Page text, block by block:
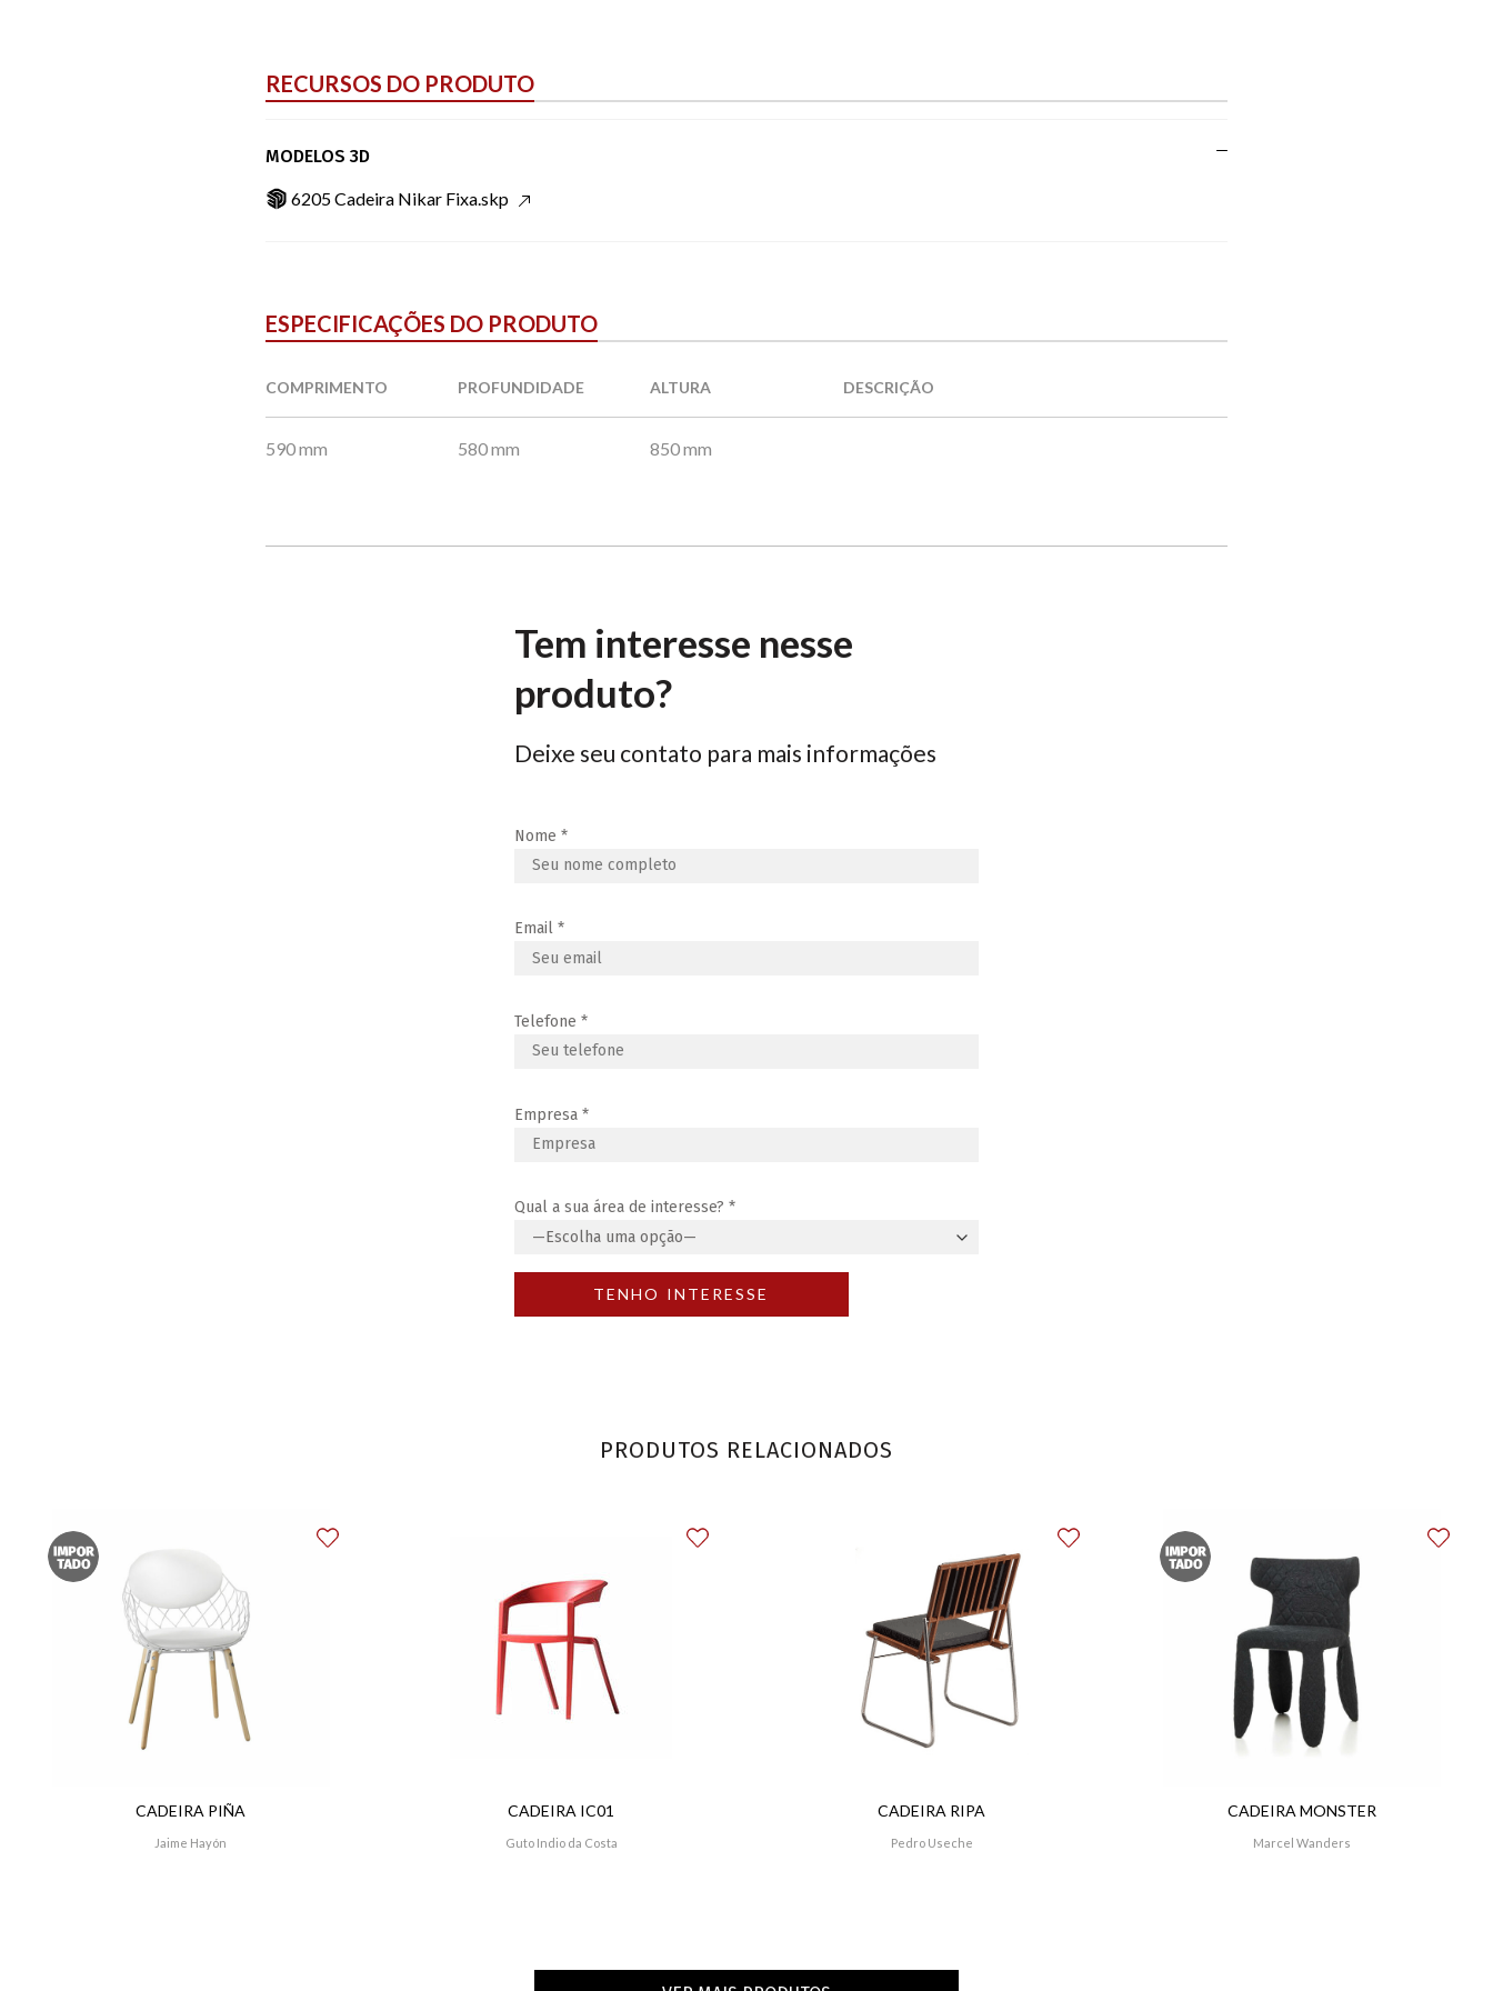
RECURSOS DO PRODUTO
MODELOS 3D
6205 Cadeira Nikar Fixa.skp
ESPECIFICAÇÕES DO PRODUTO
COMPRIMENTO PROFUNDIDADE ALTURA DESCRIÇÃO
590 mm 580 mm 850 mm
Tem interesse nesse
produto?
Deixe seu contato para mais informações
Nome *
Email *
Telefone *
Empresa *
Qual a sua área de interesse? *
PRODUTOS RELACIONADOS
CADEIRA PIÑA
Jaime Hayón
CADEIRA IC01
Guto Indio da Costa
CADEIRA RIPA
Pedro Useche
CADEIRA MONSTER
Marcel Wanders